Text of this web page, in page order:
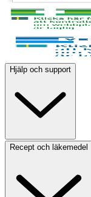
Hjälp och support
Recept och läkemedel